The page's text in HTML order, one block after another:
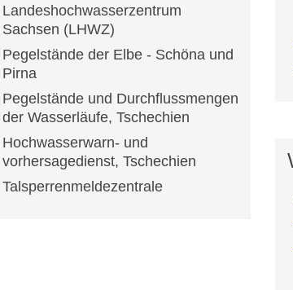
Landeshochwasserzentrum
Sachsen (LHWZ)
Pegelstände der Elbe - Schöna und
Pirna
Pegelstände und Durchflussmengen
der Wasserläufe, Tschechien
Hochwasserwarn- und
vorhersagedienst, Tschechien
Talsperrenmeldezentrale